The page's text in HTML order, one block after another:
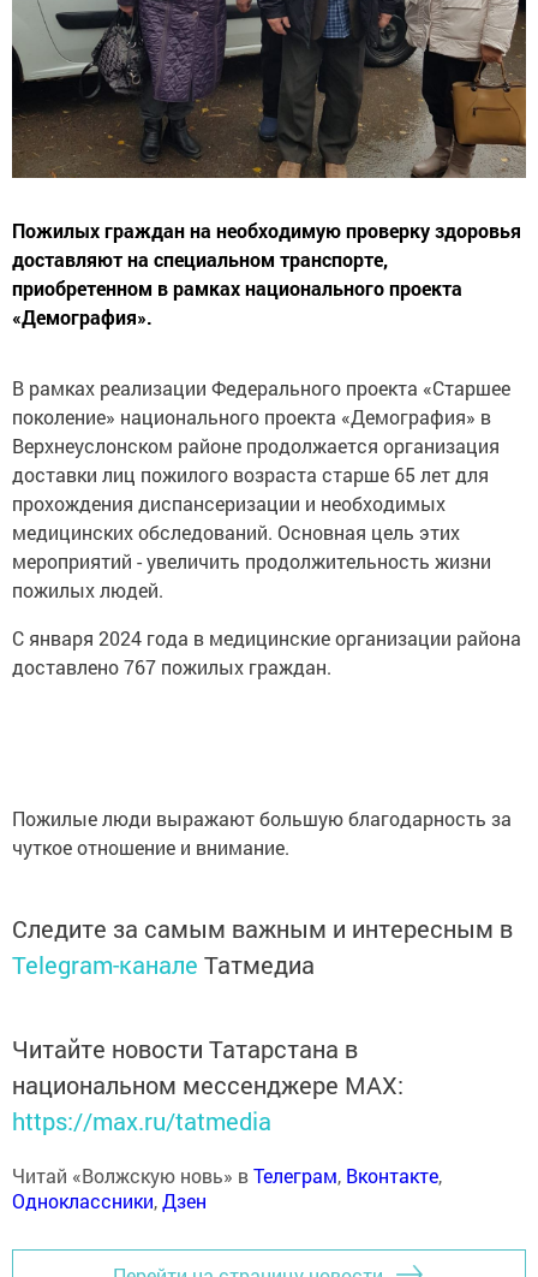
Пожилых граждан на необходимую проверку здоровья
доставляют на специальном транспорте,
приобретенном в рамках национального проекта
«Демография».
В рамках реализации Федерального проекта «Старшее
поколение» национального проекта «Демография» в
Верхнеуслонском районе продолжается организация
доставки лиц пожилого возраста старше 65 лет для
прохождения диспансеризации и необходимых
медицинских обследований. Основная цель этих
мероприятий - увеличить продолжительность жизни
пожилых людей.
С января 2024 года в медицинские организации района
доставлено 767 пожилых граждан.
Пожилые люди выражают большую благодарность за
чуткое отношение и внимание.
Следите за самым важным и интересным в
Telegram-канале Татмедиа
Читайте новости Татарстана в
национальном мессенджере MАХ:
https://max.ru/tatmedia
Читай «Волжскую новь» вТелеграм, Вконтакте,
Одноклассники,Дзен